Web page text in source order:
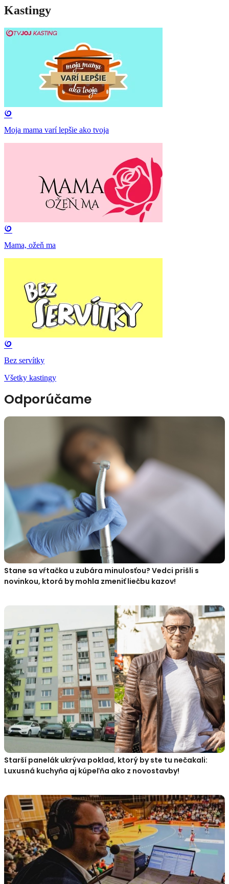
Kastingy
Moja mama varí lepšie ako tvoja
Mama, ožeň ma
Bez servítky
Všetky kastingy
Odporúčame
Stane sa vŕtačka u zubára minulosťou? Vedci prišli s
novinkou, ktorá by mohla zmeniť liečbu kazov!
Starší panelák ukrýva poklad, ktorý by ste tu nečakali:
Luxusná kuchyňa aj kúpeľňa ako z novostavby!